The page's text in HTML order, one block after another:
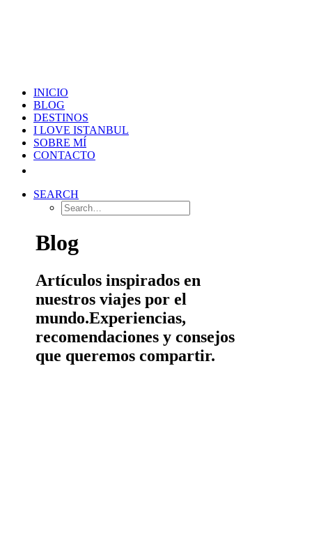
INICIO
BLOG
DESTINOS
I LOVE ISTANBUL
SOBRE MÍ
CONTACTO
SEARCH
Blog
Artículos inspirados en
nuestros viajes por el
mundo.Experiencias,
recomendaciones y consejos
que queremos compartir.